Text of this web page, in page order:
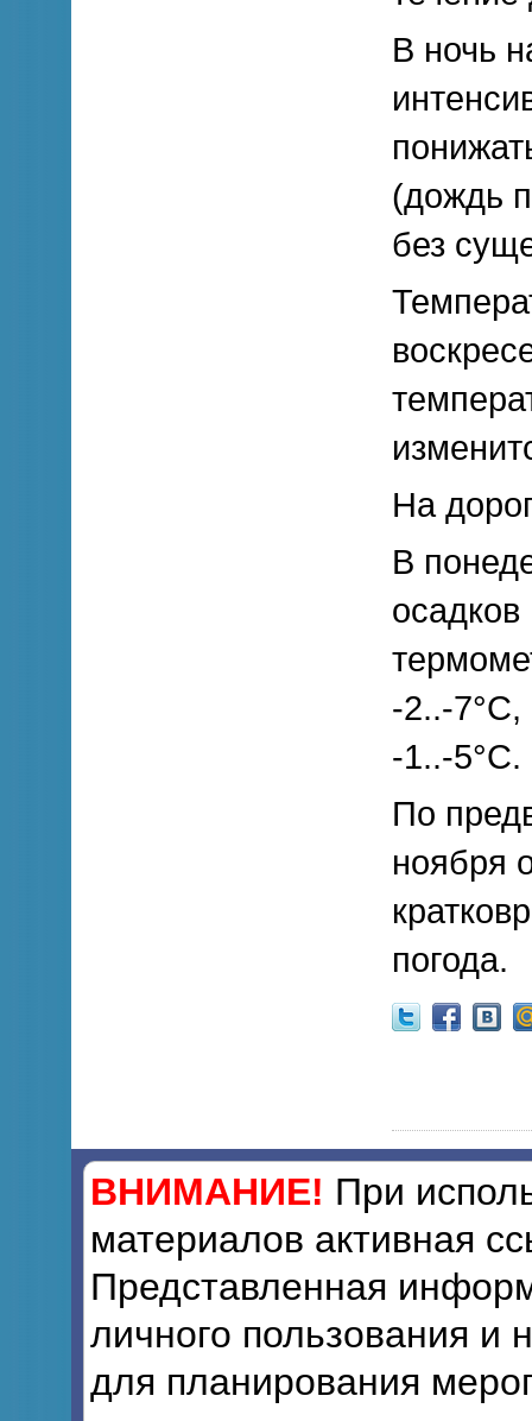
В ночь
(дождь
без
На
В
-2..-7°С,
-1..-5°С.
По
ноября
погода.
ВНИМАНИЕ! При
материалов активная
Представленная
личного пользования и
для планирования